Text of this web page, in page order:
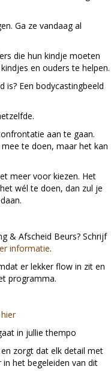
Ga ze vandaag al
die hun kindje moeten
en ouders te helpen.
is? Een bodycastingbeeld
aan te gaan.
te doen, maar het kan
meer voor kiezen. Het
wél te doen, dan zul je
& Afscheid Beurs? Schrijf
informatie.
er lekker flow in zit en
programma.
in jullie thempo
zorgt dat elk detail met
het begeleiden van dit